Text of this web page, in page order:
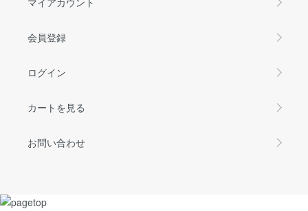
会員登録
ログイン
カートを見る
お問い合わせ